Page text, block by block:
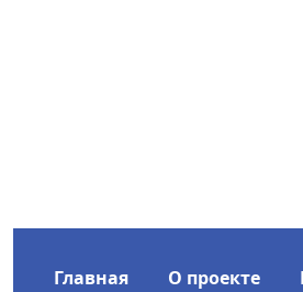
Главная О проекте